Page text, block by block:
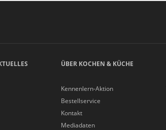
ÜBER KOCHEN & KÜCHE
Kennenlern-Aktion
Bestellservice
Kontakt
Mediadaten